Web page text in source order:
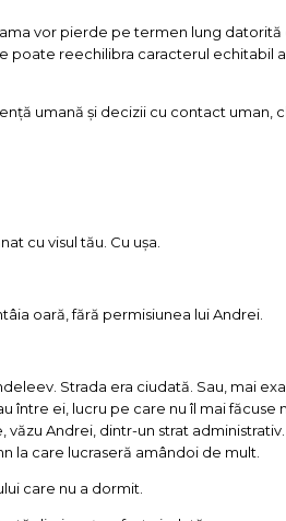
vor pierde pe termen lung
reechilibra caracterul echitabil
umană și decizii cu contact uman,
cu visul tău. Cu ușa.
oară, fără permisiunea lui Andrei.
Strada era ciudată. Sau, mai
ei, lucru pe care nu îl mai făcuse
Andrei, dintr-un strat
la care lucraseră amândoi de mult.
care nu a dormit.